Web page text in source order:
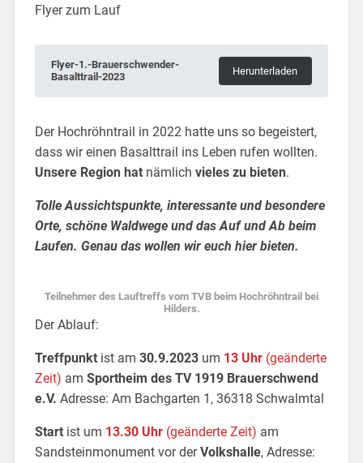
Flyer zum Lauf
Flyer-1.-Brauerschwender-
Basalttrail-2023
Herunterladen
Der Hochröhntrail in 2022 hatte uns so begeistert,
dass wir einen Basalttrail ins Leben rufen wollten.
Unsere Region hatnämlich vieles zu bieten.
Tolle Aussichtspunkte, interessante und besondere
Orte, schöne Waldwege und das Auf und Ab beim
Laufen. Genau das wollen wir euch hier bieten.
Teilnehmer des Lauftreffs vom TVB beim Hochröhntrail bei
Hilders.
Der Ablauf:
Treffpunktist am 30.9.2023um 13 Uhr(geänderte
Zeit) am Sportheim des TV 1919 Brauerschwend
e.V. Adresse: Am Bachgarten 1, 36318 Schwalmtal
Startist um 13.30 Uhr(geänderte Zeit) am
Sandsteinmonument vor derVolkshalle, Adresse: